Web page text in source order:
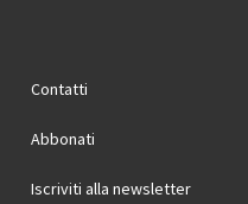
Contatti
Abbonati
Iscriviti alla newsletter